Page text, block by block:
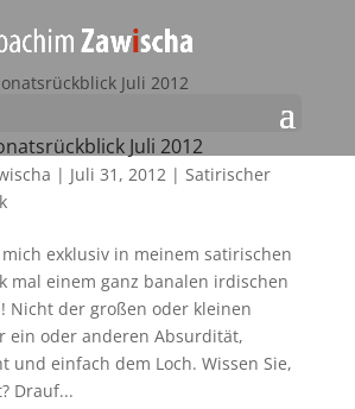
Juli 2012
| Juli 31, 2012| Satirischer
exklusiv in meinem satirischen
mal einem ganz banalen irdischen
Nicht der großen oder kleinen
ein oder anderen Absurdität,
und einfach dem Loch. Wissen Sie,
Drauf...